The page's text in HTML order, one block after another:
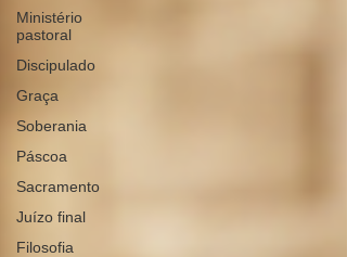
Ministério
pastoral
Discipulado
Graça
Soberania
Páscoa
Sacramento
Juízo final
Filosofia